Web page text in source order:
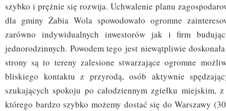
szybko i prężnie się rozwija. Uchwalenie planu
dla gminy Żabia Wola spowodowało ogromne
zarówno indywidualnych inwestorów jak i firm
jednorodzinnych. Powodem tego jest niewątpliwie
strony są to tereny zalesione stwarzające ogromne
bliskiego kontaktu z przyrodą, osób aktywnie
szukających spokoju po całodziennym zgiełku miejskim,
którego bardzo szybko możemy dostać się do Warszawy